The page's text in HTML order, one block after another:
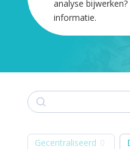
analyse bijwerken?
informatie.
Zoek
Gecentraliseerd